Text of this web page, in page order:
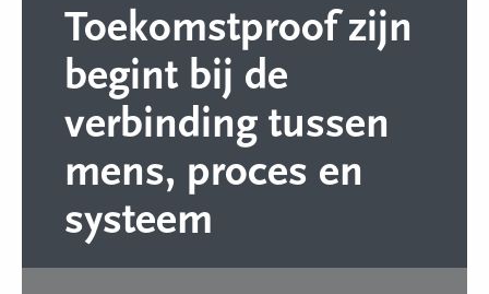
Toekomstproof zijn
begint bij de
verbinding tussen
mens, proces en
systeem